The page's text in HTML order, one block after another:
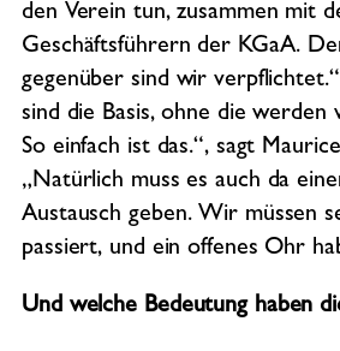
den Verein tun, zusammen mit
Geschäftsführern der KGaA.
gegenüber sind wir
sind die Basis, ohne die werden
So einfach ist das.“, sagt
„Natürlich muss es auch da
Austausch geben. Wir müssen
passiert, und ein offenes Ohr
Und welche Bedeutung haben